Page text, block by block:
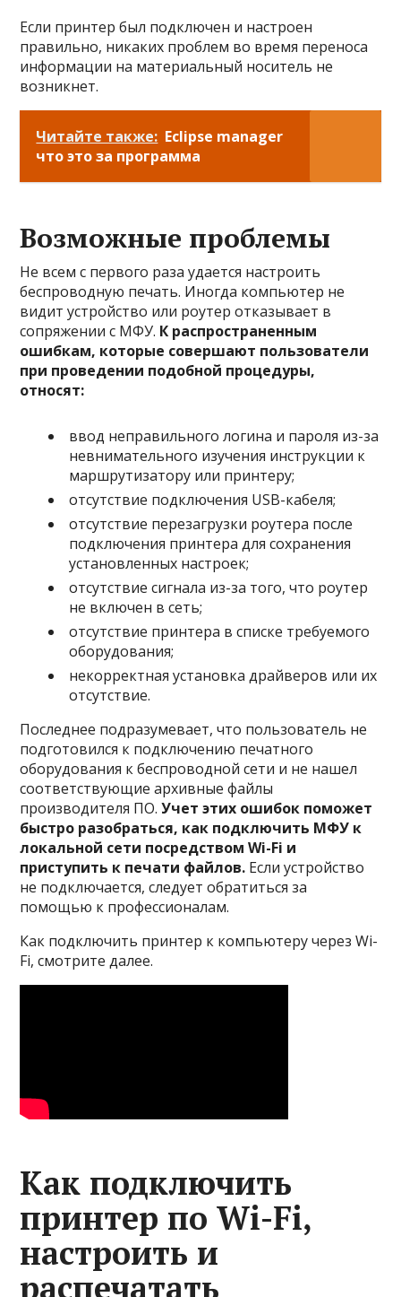
Если принтер был подключен и настроен
правильно, никаких проблем во время переноса
информации на материальный носитель не
возникнет.
Читайте также: Eclipse manager
что это за программа
Возможные проблемы
Не всем с первого раза удается настроить
беспроводную печать. Иногда компьютер не
видит устройство или роутер отказывает в
сопряжении с МФУ. К распространенным
ошибкам, которые совершают пользователи
при проведении подобной процедуры,
относят:
ввод неправильного логина и пароля из-за
невнимательного изучения инструкции к
маршрутизатору или принтеру;
отсутствие подключения USB-кабеля;
отсутствие перезагрузки роутера после
подключения принтера для сохранения
установленных настроек;
отсутствие сигнала из-за того, что роутер
не включен в сеть;
отсутствие принтера в списке требуемого
оборудования;
некорректная установка драйверов или их
отсутствие.
Последнее подразумевает, что пользователь не
подготовился к подключению печатного
оборудования к беспроводной сети и не нашел
соответствующие архивные файлы
производителя ПО.Учет этих ошибок поможет
быстро разобраться, как подключить МФУ к
локальной сети посредством Wi-Fi и
приступить к печати файлов. Если устройство
не подключается, следует обратиться за
помощью к профессионалам.
Как подключить принтер к компьютеру через Wi-
Fi, смотрите далее.
Как подключить
принтер по Wi-Fi,
настроить и
распечатать